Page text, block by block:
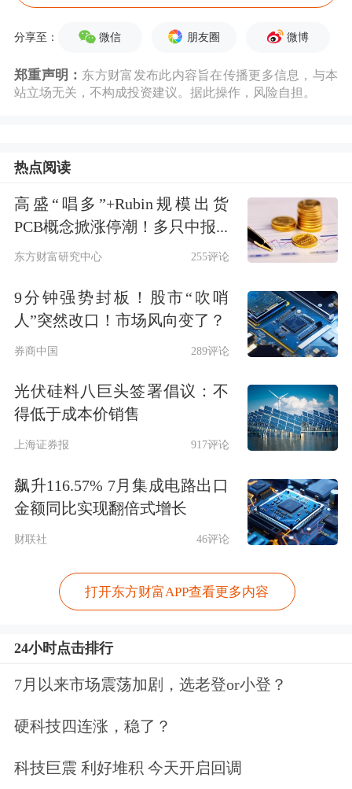
事倍增，投资者的预期可能会从最初的
跑赢
银行存款，放大为追求每天
20cm、30cm的涨停。一旦投资者违背
威胁。
无论是新投资者，还是老投资者，最致
命的操作往往就是无法管理好自己的投
存的利息，追求跑赢通胀，追求更稳健
长远的财务安排，而不是一夜翻倍的刺
激。
管理好预期
为什么说对投资者最大的威胁往往是投
资者自己？因为投资者进入股市后，受
到过多信息的刺激，他们的收益预期从
过去追求年化2%以上的利率，放大为
去追求每天20cm、30cm的涨停。如果
段永平经常在其社交媒体上告诫投资
永平对投资预期收益率定位于略好于长
分享至： 微信 朋友圈 微博
郑重声明： 东方财富发布此内容旨在传播更多信息，与本
站立场无关，不构成投资建议。据此操作，风险自担。
热点阅读
高盛“唱多”+Rubin规模出货
PCB概念掀涨停潮！多只中报...
东方财富研究中心 255评论
9分钟强势封板！股市“吹哨
人”突然改口！市场风向变了？
券商中国 289评论
光伏硅料八巨头签署倡议：不
得低于成本价销售
上海证券报 917评论
飙升116.57% 7月集成电路出口
金额同比实现翻倍式增长
财联社 46评论
打开东方财富APP查看更多内容
24小时点击排行
7月以来市场震荡加剧，选老登or小登？
硬科技四连涨，稳了？
科技巨震 利好堆积 今天开启回调